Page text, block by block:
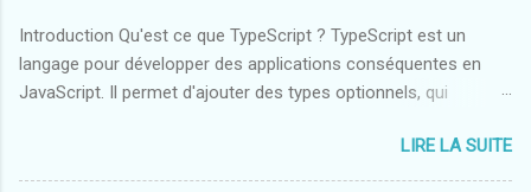
uniquement à l'intérieur du même assembly. : Un élément
internal est accessible uniquement à l'intérieur de l'assembly
courant. Un assembly, dans le .NET Framework équivaut
des blocs de construction à l'aide desquels les programmes
sont construits. protected inter...
Introduction Qu'est ce que TypeScript ? TypeScript est un
langage pour développer des applications conséquentes en
JavaScript. Il permet d'ajouter des types optionnels, qui
JavaScript importantes, pour n'importe quelle navigateur, hote
ou environnement d'exploitation. Le TypeScript est compilé en
LIRE LA SUITE